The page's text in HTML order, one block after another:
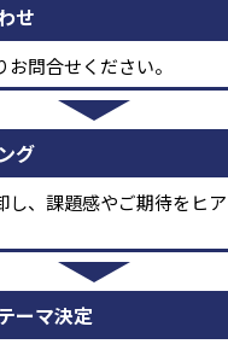
せ
問合せください。
グ
し、課題感やご期待をヒ
ーマ決定